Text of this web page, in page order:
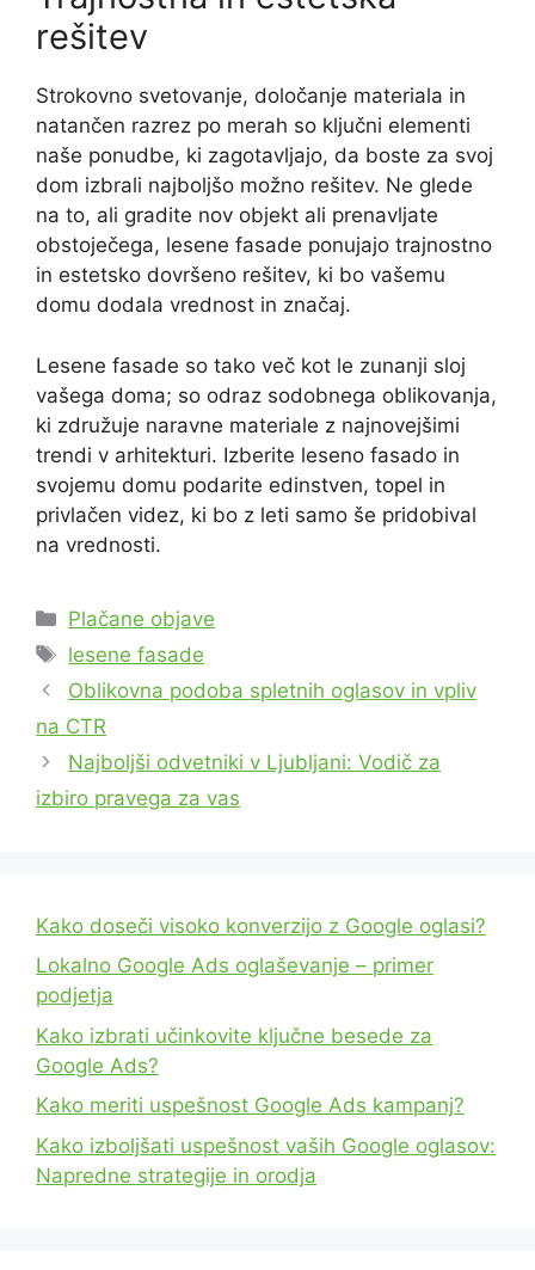
rešitev
Strokovno svetovanje, določanje materiala in
natančen razrez po merah so ključni elementi
naše ponudbe, ki zagotavljajo, da boste za svoj
dom izbrali najboljšo možno rešitev. Ne glede
na to, ali gradite nov objekt ali prenavljate
obstoječega, lesene fasade ponujajo trajnostno
in estetsko dovršeno rešitev, ki bo vašemu
domu dodala vrednost in značaj.
Lesene fasade so tako več kot le zunanji sloj
vašega doma; so odraz sodobnega oblikovanja,
ki združuje naravne materiale z najnovejšimi
trendi v arhitekturi. Izberite leseno fasado in
svojemu domu podarite edinstven, topel in
privlačen videz, ki bo z leti samo še pridobival
na vrednosti.
Categories
Plačane objave
Tags
lesene fasade
Oblikovna podoba spletnih oglasov in vpliv
na CTR
Najboljši odvetniki v Ljubljani: Vodič za
izbiro pravega za vas
Kako doseči visoko konverzijo z Google oglasi?
Lokalno Google Ads oglaševanje – primer
podjetja
Kako izbrati učinkovite ključne besede za
Google Ads?
Kako meriti uspešnost Google Ads kampanj?
Kako izboljšati uspešnost vaših Google oglasov:
Napredne strategije in orodja